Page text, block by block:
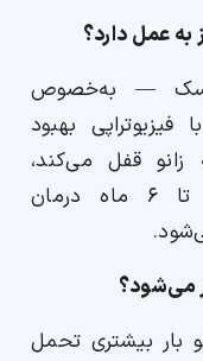
— به‌خصوص
بهبود
زانو قفل می‌کند،
بی‌ثباتی شدید دارد، یا به ۳ تا ۶ ماه درمان
بار بیشتری تحمل